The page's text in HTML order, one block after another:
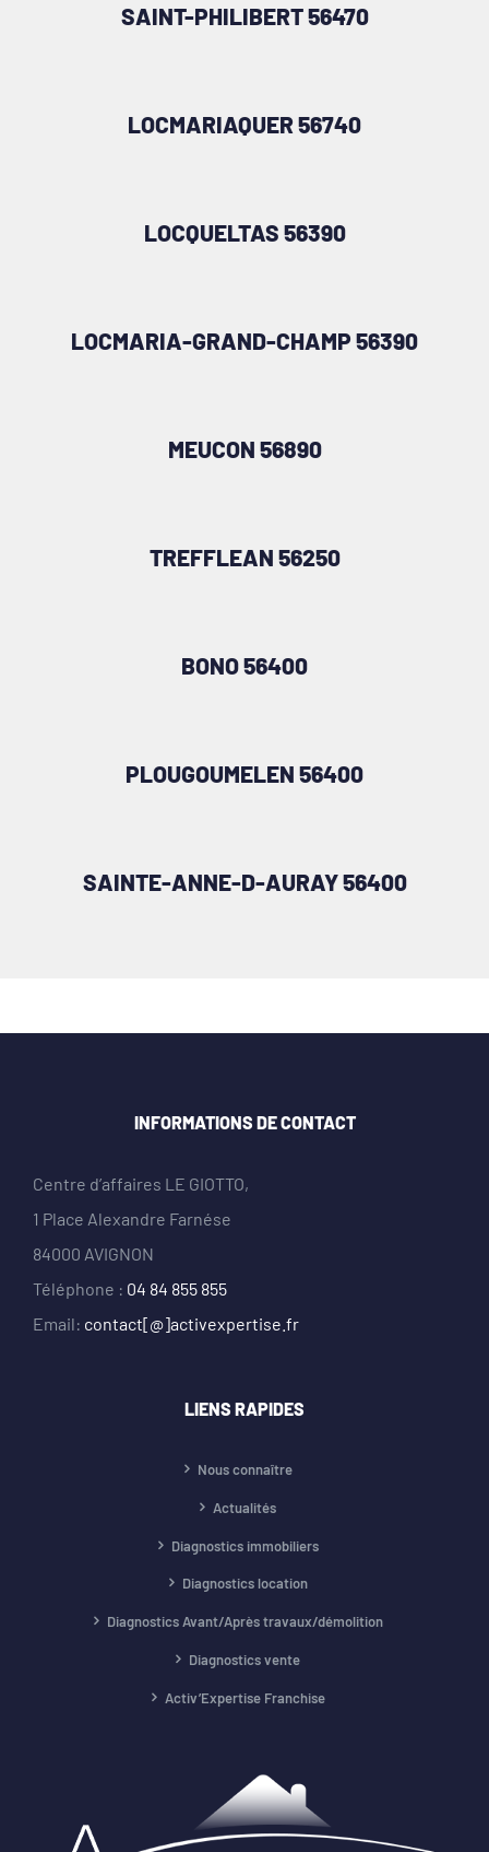
SAINT-PHILIBERT 56470
LOCMARIAQUER 56740
LOCQUELTAS 56390
LOCMARIA-GRAND-CHAMP 56390
MEUCON 56890
TREFFLEAN 56250
BONO 56400
PLOUGOUMELEN 56400
SAINTE-ANNE-D-AURAY 56400
INFORMATIONS DE CONTACT
Centre d’affaires LE GIOTTO,
1 Place Alexandre Farnése
84000 AVIGNON
Téléphone : 04 84 855 855
Email: contact[@]activexpertise.fr
LIENS RAPIDES
Nous connaître
Actualités
Diagnostics immobiliers
Diagnostics location
Diagnostics Avant/Après travaux/démolition
Diagnostics vente
Activ’Expertise Franchise